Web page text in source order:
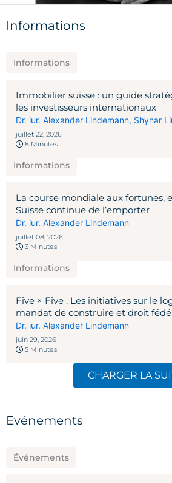
Informations
Informations
Immobilier suisse : un guide
les investisseurs internationaux
Dr. iur. Alexander Lindemann, Shynar
juillet 22, 2026
8 Minutes
Informations
La course mondiale aux fortunes,
Suisse continue de l’emporter
Dr. iur. Alexander Lindemann
juillet 08, 2026
3 Minutes
Informations
Five × Five : Les initiatives sur le
mandat de construire et droit
Dr. iur. Alexander Lindemann
juin 29, 2026
5 Minutes
CHARGER LA
Evénements
Événements